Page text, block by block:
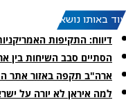
עוד באותו נושא:
דיווח: התקיפות
הסתיים סבב השיחות בין
ארה"ב תקפה באזור אתר
למה איראן לא יורה על